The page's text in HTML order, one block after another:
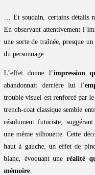
… Et soudain, certains détails
En observant attentivement
une sorte de traînée, presque
du personnage.
L’effet donne l’impression
abandonnait derrière lui l’
trouble visuel est renforcé par
trench-coat classique semble
résolument futuriste,
une même silhouette. Cette
haut à gauche, un effet de
blanc, évoquant une réalité
mémoire